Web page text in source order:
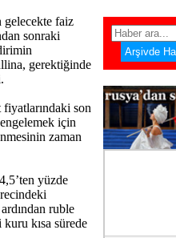
gelecekte faiz
sonraki
gerektiğinde
son
için
zaman
yüzde
ruble
kısa sürede